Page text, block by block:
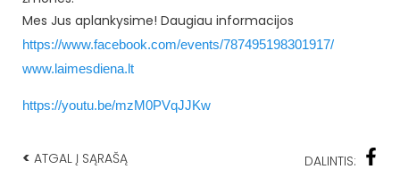
Mes Jus aplankysime! Daugiau informacijos
https://www.facebook.com/events/787495198301917/
www.laimesdiena.lt
https://youtu.be/mzM0PVqJJKw
< ATGAL Į SĄRAŠĄ DALINTIS: